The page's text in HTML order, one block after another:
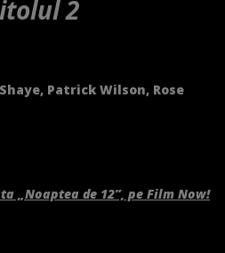
2
Patrick Wilson, Rose
„Noaptea de 12”, pe Film Now!